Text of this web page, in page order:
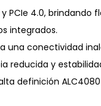
PCIe 4.0, brindando
integrados.
una conectividad
reducida y
definición